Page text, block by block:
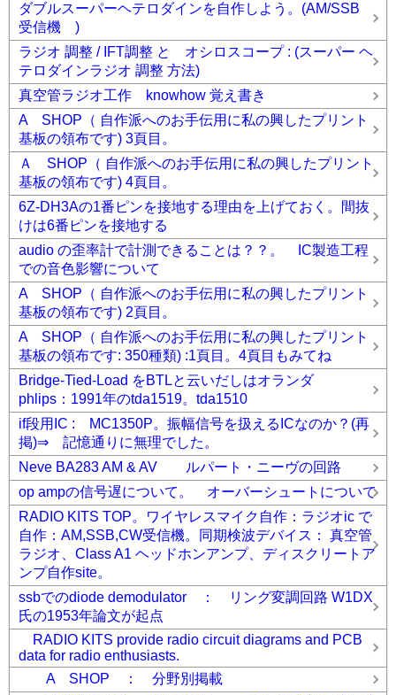
ダブルスーパーヘテロダインを自作しよう。(AM/SSB
受信機 )
ラジオ 調整 / IFT調整 と オシロスコープ : (スーパー ヘ
テロダインラジオ 調整 方法)
真空管ラジオ工作 knowhow 覚え書き
A SHOP（ 自作派へのお手伝用に私の興したプリント
基板の領布です) 3頁目。
Ａ SHOP（ 自作派へのお手伝用に私の興したプリント
基板の領布です) 4頁目。
6Z-DH3Aの1番ピンを接地する理由を上げておく。間抜
けは6番ピンを接地する
audio の歪率計で計測できることは？？。 IC製造工程
での音色影響について
A SHOP（ 自作派へのお手伝用に私の興したプリント
基板の領布です) 2頁目。
A SHOP（ 自作派へのお手伝用に私の興したプリント
基板の領布です: 350種類) :1頁目。4頁目もみてね
Bridge-Tied-Load をBTLと云いだしはオランダ
phlips：1991年のtda1519。tda1510
if段用IC : MC1350P。振幅信号を扱えるICなのか？(再
掲)⇒ 記憶通りに無理でした。
Neve BA283 AM & AV ルパート・ニーヴの回路
op ampの信号遅について。 オーバーシュートについて
RADIO KITS TOP。ワイヤレスマイク自作：ラジオic で
自作：AM,SSB,CW受信機。同期検波デバイス： 真空管
ラジオ、Class A1 ヘッドホンアンプ、ディスクリートア
ンプ自作site。
ssbでのdiode demodulator ： リング変調回路 W1DX
氏の1953年論文が起点
RADIO KITS provide radio circuit diagrams and PCB
data for radio enthusiasts.
A SHOP ： 分野別掲載